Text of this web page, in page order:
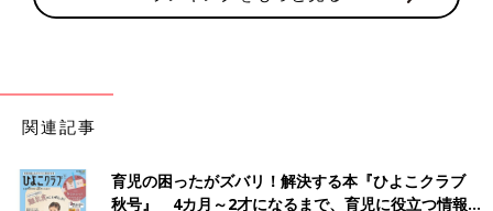
関連記事
育児の困ったがズバリ！解決する本『ひよこクラブ
秋号』 4カ月～2才になるまで、育児に役立つ情報が